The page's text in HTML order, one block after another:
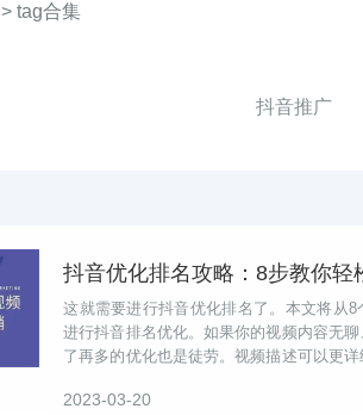
>tag合集
抖音推广
这就需要进行抖音优化排名了。本文将从
进行抖音排名优化。如果你的视频内容无
了再多的优化也是徒劳。视频描述可以更
2023-03-20